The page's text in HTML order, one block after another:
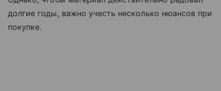
долгие годы, важно учесть несколько нюансов при
покупке.